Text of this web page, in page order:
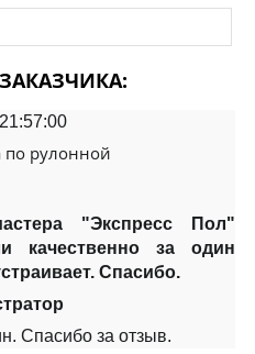
по рулонной
"Экспресс Пол"
качественно за один
Спасибо.
Спасибо за отзыв.